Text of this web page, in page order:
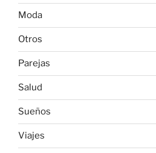
Moda
Otros
Parejas
Salud
Sueños
Viajes